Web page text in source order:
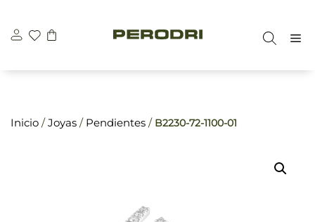
contenido
Inicio /Joyas / Pendientes / B2230-72-1100-01